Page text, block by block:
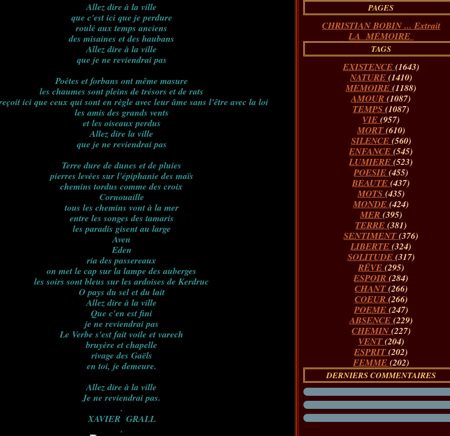
Allez dire à la ville
que c'est ici que je perdure
roulé aux temps anciens
des misaines et des haubans
Allez dire à la ville
que je ne reviendrai pas
Poètes et forbans ont même masure
les chaumes sont pleins de trésors et de rats
ici que ceux qui sont en règle avec leur âme sans l'être avec la loi
les amis des grands vents
et les oiseaux perdus
Allez dire la ville
que je ne reviendrai pas
Terre dure de dunes et de pluies
pierres levées sur l'épiphanie des maïs
chemins tordus comme des croix
Cornouaille
tous les chemins vont à la mer
entre les songes des tamaris
les paradis gisent au large
Aven
Eden
ria des passereaux
on met le cap sur la lampe des auberges
les soirs sont bleus sur les ardoises de Kerdruc
O pays du sel et du lait
Allez dire à la ville
Que c'en est fini
je ne reviendrai pas
Le Verbe s'est fait voile et varech
bruyère et chapelle
rivage des Gaëls
en toi, je demeure.
Allez dire à la ville
Je ne reviendrai pas.
.
XAVIER GRALL
.
PAGES
CHRISTIAN BOBIN ... Extrait
LA MÉMOIRE
TAGS
EXISTENCE (1643)
NATURE (1410)
MEMOIRE(1188)
AMOUR(1087)
TEMPS(1087)
VIE(957)
MORT(610)
SILENCE (560)
ENFANCE(545)
LUMIERE(523)
POESIE(455)
BEAUTE(437)
MOTS (435)
MONDE(424)
MER (395)
TERRE(381)
SENTIMENT(376)
LIBERTE(324)
SOLITUDE (317)
RÊVE (295)
ESPOIR(284)
CHANT(266)
COEUR (266)
POEME (247)
ABSENCE (229)
CHEMIN(227)
VENT(204)
ESPRIT(202)
FEMME (202)
DERNIERS COMMENTAIRES